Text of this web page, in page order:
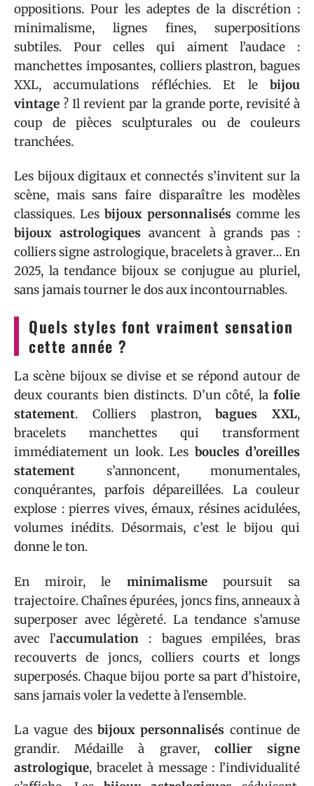
oppositions. Pour les adeptes de la discrétion :
minimalisme, lignes fines, superpositions
subtiles. Pour celles qui aiment l’audace :
manchettes imposantes, colliers plastron, bagues
XXL, accumulations réfléchies. Et le bijou
vintage ? Il revient par la grande porte, revisité à
coup de pièces sculpturales ou de couleurs
tranchées.
Les bijoux digitaux et connectés s’invitent sur la
scène, mais sans faire disparaître les modèles
classiques. Les bijoux personnalisés comme les
bijoux astrologiques avancent à grands pas :
colliers signe astrologique, bracelets à graver… En
2025, la tendance bijoux se conjugue au pluriel,
sans jamais tourner le dos aux incontournables.
Quels styles font vraiment sensation
cette année ?
La scène bijoux se divise et se répond autour de
deux courants bien distincts. D’un côté, la folie
statement. Colliers plastron,bagues XXL,
bracelets manchettes qui transforment
immédiatement un look. Les boucles d’oreilles
statement s’annoncent, monumentales,
conquérantes, parfois dépareillées. La couleur
explose : pierres vives, émaux, résines acidulées,
volumes inédits. Désormais, c’est le bijou qui
donne le ton.
En miroir, le minimalismepoursuit sa
trajectoire. Chaînes épurées, joncs fins, anneaux à
superposer avec légèreté. La tendance s’amuse
avec l’accumulation : bagues empilées, bras
recouverts de joncs, colliers courts et longs
superposés. Chaque bijou porte sa part d’histoire,
sans jamais voler la vedette à l’ensemble.
La vague des bijoux personnalisés continue de
grandir. Médaille à graver, collier signe
astrologique, bracelet à message : l’individualité